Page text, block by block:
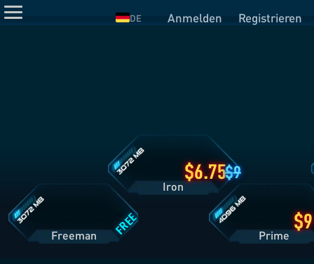
DE Anmelden Registrieren
6.75